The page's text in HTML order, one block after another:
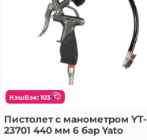
КэшБэк: 103
Пистолет с манометром YT-
23701 440 мм 6 бар Yato